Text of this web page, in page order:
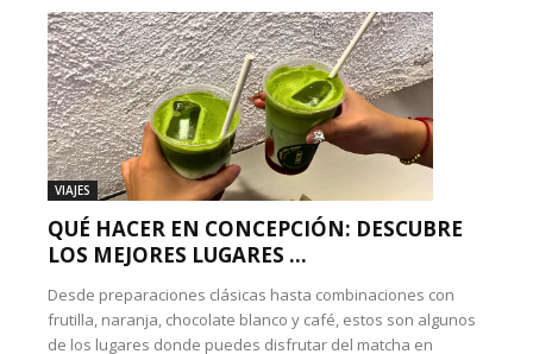
VIAJES
QUÉ HACER EN CONCEPCIÓN: DESCUBRE
LOS MEJORES LUGARES ...
Desde preparaciones clásicas hasta combinaciones con
frutilla, naranja, chocolate blanco y café, estos son algunos
de los lugares donde puedes disfrutar del matcha en